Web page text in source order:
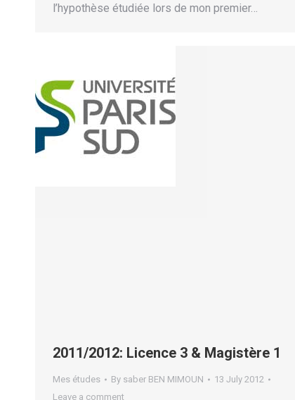
l’hypothèse étudiée lors de mon premier…
2011/2012: Licence 3 & Magistère 1
Mes études By saber BEN MIMOUN
13 July 2012
Leave a comment